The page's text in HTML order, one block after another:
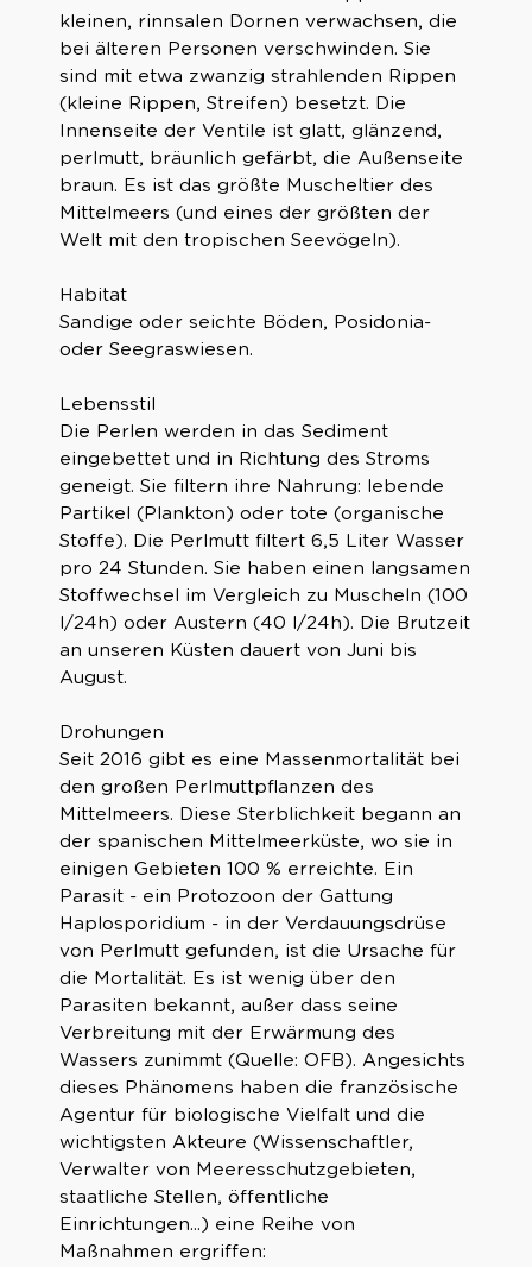
kleinen, rinnsalen Dornen verwachsen, die
bei älteren Personen verschwinden. Sie
sind mit etwa zwanzig strahlenden Rippen
(kleine Rippen, Streifen) besetzt. Die
Innenseite der Ventile ist glatt, glänzend,
perlmutt, bräunlich gefärbt, die Außenseite
braun. Es ist das größte Muscheltier des
Mittelmeers (und eines der größten der
Welt mit den tropischen Seevögeln).
Habitat
Sandige oder seichte Böden, Posidonia-
oder Seegraswiesen.
Lebensstil
Die Perlen werden in das Sediment
eingebettet und in Richtung des Stroms
geneigt. Sie filtern ihre Nahrung: lebende
Partikel (Plankton) oder tote (organische
Stoffe). Die Perlmutt filtert 6,5 Liter Wasser
pro 24 Stunden. Sie haben einen langsamen
Stoffwechsel im Vergleich zu Muscheln (100
l/24h) oder Austern (40 l/24h). Die Brutzeit
an unseren Küsten dauert von Juni bis
August.
Drohungen
Seit 2016 gibt es eine Massenmortalität bei
den großen Perlmuttpflanzen des
Mittelmeers. Diese Sterblichkeit begann an
der spanischen Mittelmeerküste, wo sie in
einigen Gebieten 100 % erreichte. Ein
Parasit - ein Protozoon der Gattung
Haplosporidium - in der Verdauungsdrüse
von Perlmutt gefunden, ist die Ursache für
die Mortalität. Es ist wenig über den
Parasiten bekannt, außer dass seine
Verbreitung mit der Erwärmung des
Wassers zunimmt (Quelle: OFB). Angesichts
dieses Phänomens haben die französische
Agentur für biologische Vielfalt und die
wichtigsten Akteure (Wissenschaftler,
Verwalter von Meeresschutzgebieten,
staatliche Stellen, öffentliche
Einrichtungen...) eine Reihe von
Maßnahmen ergriffen: